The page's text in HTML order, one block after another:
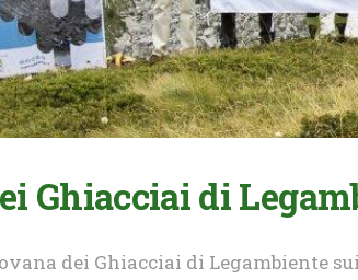
Ghiacciai di
dei Ghiacciai di Legambiente